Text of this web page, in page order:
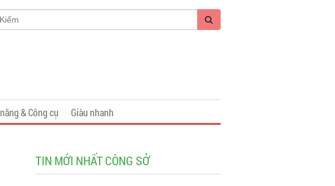
& Công cụ
Giàu nhanh
TIN MỚI NHẤT CÔNG SỞ